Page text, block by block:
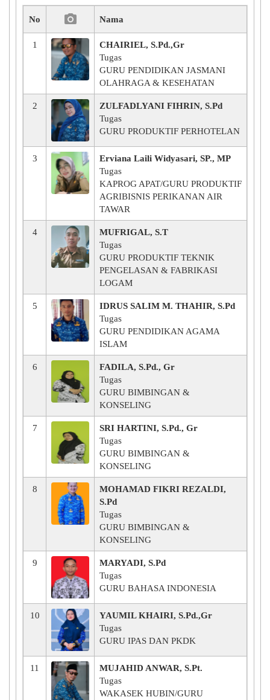
No Nama
1
CHAIRIEL, S.Pd.,Gr
Tugas
GURU PENDIDIKAN JASMANI
OLAHRAGA & KESEHATAN
2
ZULFADLYANI FIHRIN, S.Pd
Tugas
GURU PRODUKTIF PERHOTELAN
3
Erviana Laili Widyasari, SP., MP
Tugas
KAPROG APAT/GURU PRODUKTIF
AGRIBISNIS PERIKANAN AIR
TAWAR
4
MUFRIGAL, S.T
Tugas
GURU PRODUKTIF TEKNIK
PENGELASAN & FABRIKASI
LOGAM
5
IDRUS SALIM M. THAHIR, S.Pd
Tugas
GURU PENDIDIKAN AGAMA
ISLAM
6
FADILA, S.Pd., Gr
Tugas
GURU BIMBINGAN &
KONSELING
7
SRI HARTINI, S.Pd., Gr
Tugas
GURU BIMBINGAN &
KONSELING
8
MOHAMAD FIKRI REZALDI,
S.Pd
Tugas
GURU BIMBINGAN &
KONSELING
9
MARYADI, S.Pd
Tugas
GURU BAHASA INDONESIA
10
YAUMIL KHAIRI, S.Pd.,Gr
Tugas
GURU IPAS DAN PKDK
11
MUJAHID ANWAR, S.Pt.
Tugas
WAKASEK HUBIN/GURU